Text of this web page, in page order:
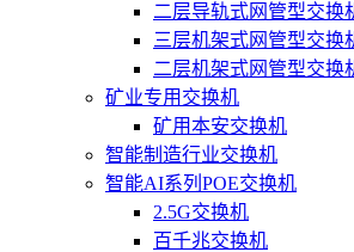
二层导轨式网管型交换
三层机架式网管型交换
二层机架式网管型交换
矿业专用交换机
矿用本安交换机
智能制造行业交换机
智能AI系列POE交换机
2.5G交换机
百千兆交换机